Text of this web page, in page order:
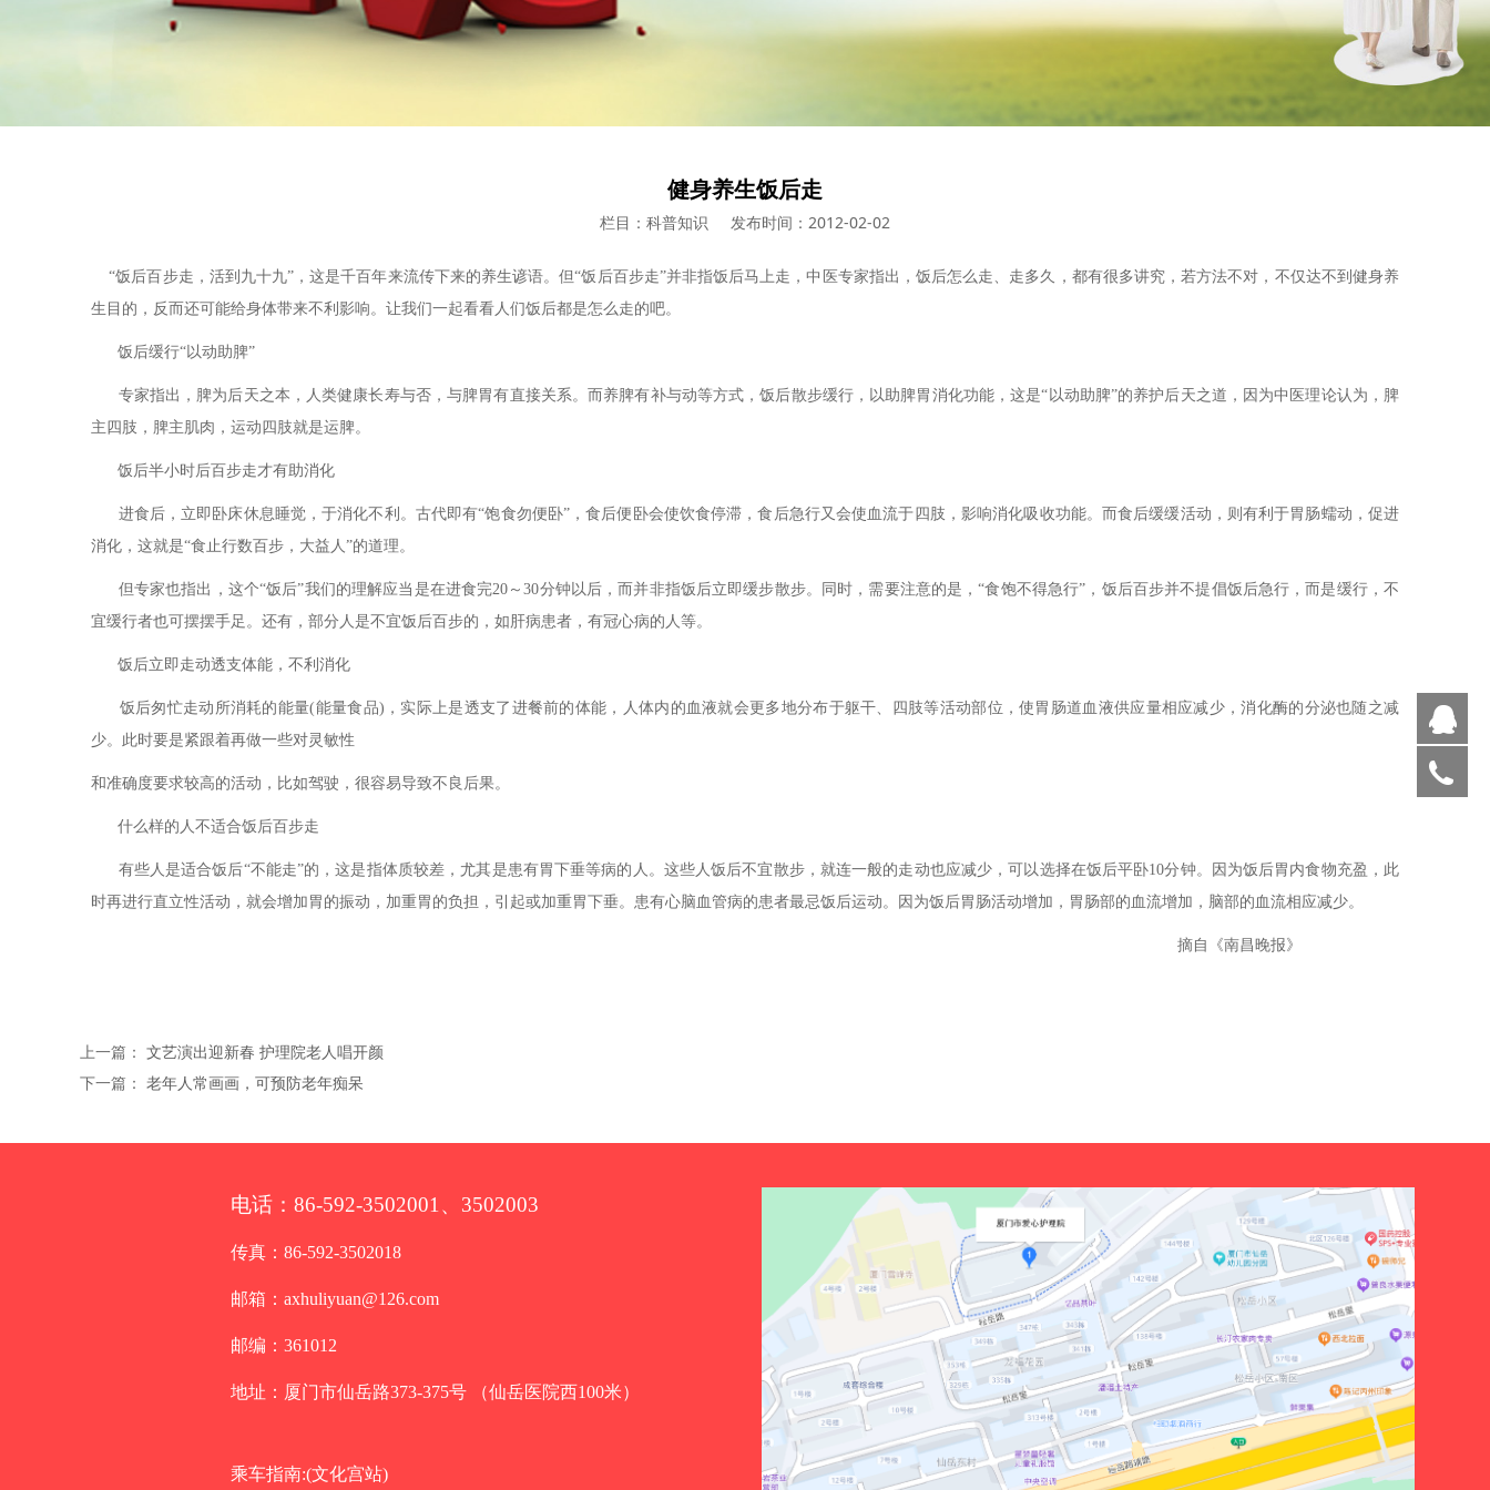
健身养生饭后走
栏目：科普知识 发布时间：2012-02-02
“饭后百步走，活到九十九”，这是千百年来流传下来的养生谚语。但“饭后百步走”并非指饭后马上走，中医专家指出，饭后怎么走、走多久，都有很多讲究，若方法不对，不仅达不到健身养
生目的，反而还可能给身体带来不利影响。让我们一起看看人们饭后都是怎么走的吧。
饭后缓行“以动助脾”
专家指出，脾为后天之本，人类健康长寿与否，与脾胃有直接关系。而养脾有补与动等方式，饭后散步缓行，以助脾胃消化功能，这是“以动助脾”的养护后天之道，因为中医理论认为，脾
主四肢，脾主肌肉，运动四肢就是运脾。
饭后半小时后百步走才有助消化
进食后，立即卧床休息睡觉，于消化不利。古代即有“饱食勿便卧”，食后便卧会使饮食停滞，食后急行又会使血流于四肢，影响消化吸收功能。而食后缓缓活动，则有利于胃肠蠕动，促进
消化，这就是“食止行数百步，大益人”的道理。
但专家也指出，这个“饭后”我们的理解应当是在进食完20～30分钟以后，而并非指饭后立即缓步散步。同时，需要注意的是，“食饱不得急行”，饭后百步并不提倡饭后急行，而是缓行，不
宜缓行者也可摆摆手足。还有，部分人是不宜饭后百步的，如肝病患者，有冠心病的人等。
饭后立即走动透支体能，不利消化
饭后匆忙走动所消耗的能量(能量食品)，实际上是透支了进餐前的体能，人体内的血液就会更多地分布于躯干、四肢等活动部位，使胃肠道血液供应量相应减少，消化酶的分泌也随之减
少。此时要是紧跟着再做一些对灵敏性
和准确度要求较高的活动，比如驾驶，很容易导致不良后果。
什么样的人不适合饭后百步走
有些人是适合饭后“不能走”的，这是指体质较差，尤其是患有胃下垂等病的人。这些人饭后不宜散步，就连一般的走动也应减少，可以选择在饭后平卧10分钟。因为饭后胃内食物充盈，此
时再进行直立性活动，就会增加胃的振动，加重胃的负担，引起或加重胃下垂。患有心脑血管病的患者最忌饭后运动。因为饭后胃肠活动增加，胃肠部的血流增加，脑部的血流相应减少。
摘自《南昌晚报》
上一篇： 文艺演出迎新春 护理院老人唱开颜
下一篇： 老年人常画画，可预防老年痴呆
电话：86-592-3502001、3502003
传真：86-592-3502018
邮箱：axhuliyuan@126.com
邮编：361012
地址：厦门市仙岳路373-375号 （仙岳医院西100米）
乘车指南:(文化宫站)